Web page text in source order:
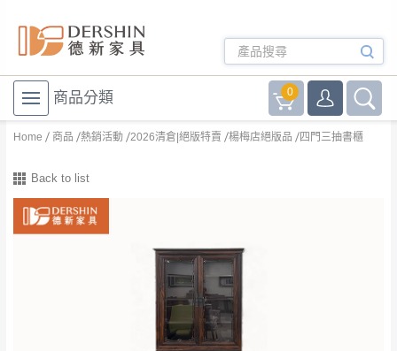
商品分類 0
Home 商品 熱銷活動 2026清倉|絕版特賣 楊梅店絕版品 四門三抽書櫃
Back to list